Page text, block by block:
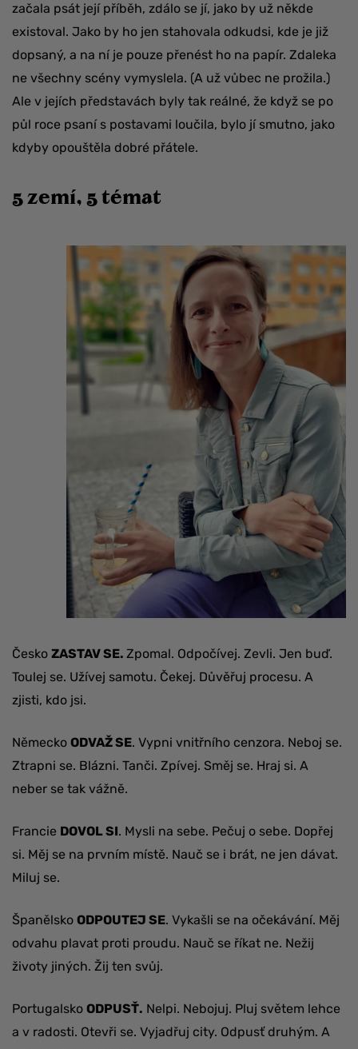
začala psát její příběh, zdálo se jí, jako by už někde
existoval. Jako by ho jen stahovala odkudsi, kde je již
dopsaný, a na ní je pouze přenést ho na papír. Zdaleka
ne všechny scény vymyslela. (A už vůbec ne prožila.)
Ale v jejích představách byly tak reálné, že když se po
půl roce psaní s postavami loučila, bylo jí smutno, jako
kdyby opouštěla dobré přátele.
5 zemí, 5 témat
Česko ZASTAV SE. Zpomal. Odpočívej. Zevli. Jen buď.
Toulej se. Užívej samotu. Čekej. Důvěřuj procesu. A
zjisti, kdo jsi.
Německo ODVAŽ SE. Vypni vnitřního cenzora. Neboj se.
Ztrapni se. Blázni. Tanči. Zpívej. Směj se. Hraj si. A
neber se tak vážně.
Francie DOVOL SI. Mysli na sebe. Pečuj o sebe. Dopřej
si. Měj se na prvním místě. Nauč se i brát, ne jen dávat.
Miluj se.
Španělsko ODPOUTEJ SE. Vykašli se na očekávání. Měj
odvahu plavat proti proudu. Nauč se říkat ne. Nežij
životy jiných. Žij ten svůj.
Portugalsko ODPUSŤ. Nelpi. Nebojuj. Pluj světem lehce
a v radosti. Otevři se. Vyjadřuj city. Odpusť druhým. A